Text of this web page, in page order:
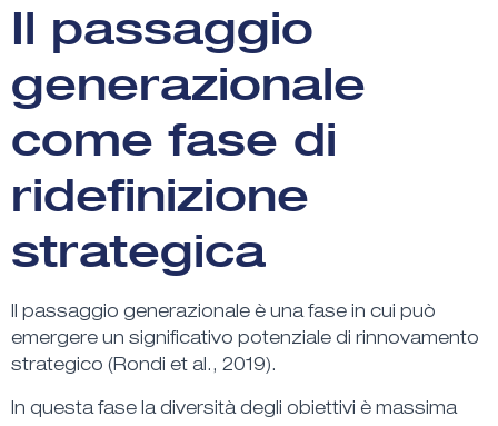
Il passaggio
generazionale
come fase di
ridefinizione
strategica
Il passaggio generazionale è una fase in cui può
emergere un significativo potenziale di rinnovamento
strategico (Rondi et al., 2019).
In questa fase ladiversità degli obiettivi è massima